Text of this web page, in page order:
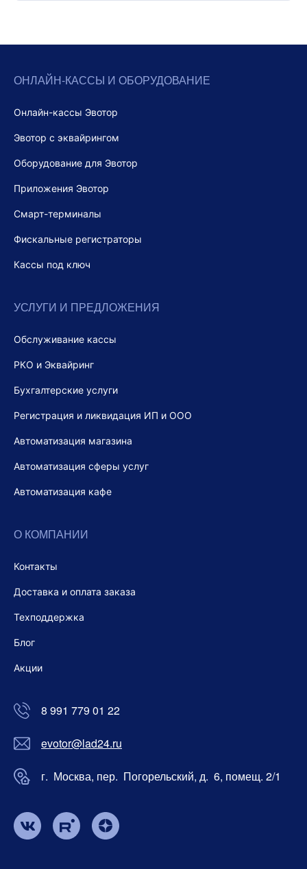
ОНЛАЙН-КАССЫ И ОБОРУДОВАНИЕ
Онлайн-кассы Эвотор
Эвотор с эквайрингом
Оборудование для Эвотор
Приложения Эвотор
Смарт-терминалы
Фискальные регистраторы
Кассы под ключ
УСЛУГИ И ПРЕДЛОЖЕНИЯ
Обслуживание кассы
РКО и Эквайринг
Бухгалтерские услуги
Регистрация и ликвидация ИП и ООО
Автоматизация магазина
Автоматизация сферы услуг
Автоматизация кафе
О КОМПАНИИ
Контакты
Доставка и оплата заказа
Техподдержка
Блог
Акции
8 991 779 01 22
evotor@lad24.ru
г. Москва, пер. Погорельский, д. 6, помещ. 2/1